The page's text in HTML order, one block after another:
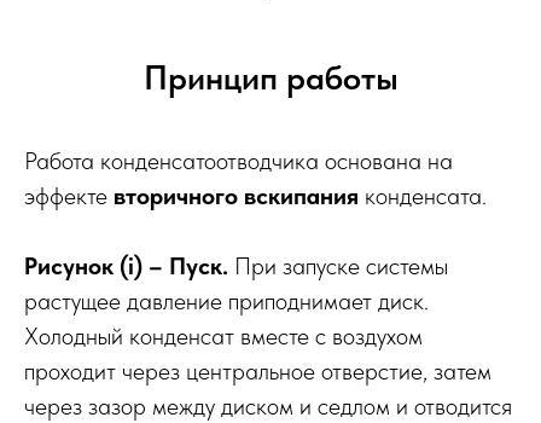
Принцип работы
Работа конденсатоотводчика основана на
эффекте вторичного вскипания конденсата.
Рисунок (i) – Пуск. При запуске системы
растущее давление приподнимает диск.
Холодный конденсат вместе с воздухом
проходит через центральное отверстие, затем
через зазор между диском и седлом и отводится